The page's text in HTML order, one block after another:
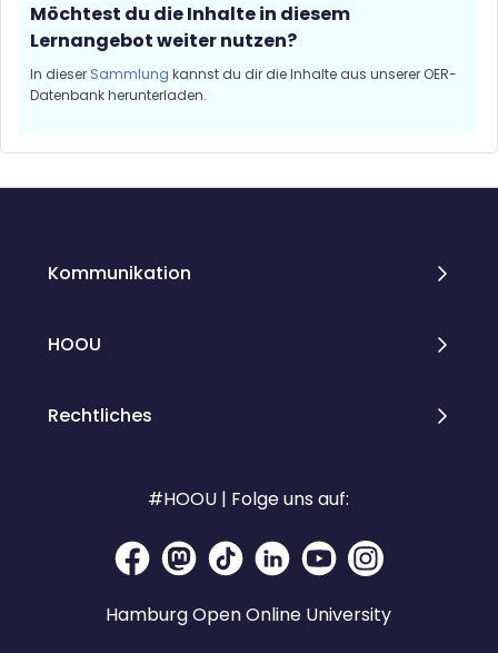
Möchtest du die Inhalte in diesem
Lernangebot weiter nutzen?
In dieser Sammlung kannst du dir die Inhalte aus unserer OER-
Datenbank herunterladen.
Kommunikation
HOOU
Rechtliches
#HOOU | Folge uns auf:
Hamburg Open Online University